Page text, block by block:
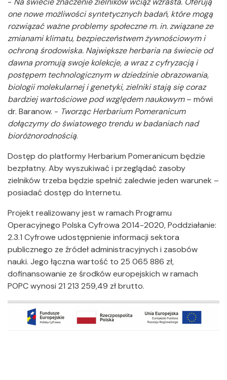
one nowe możliwości syntetycznych badań, które mogą
rozwiązać ważne problemy społeczne m. in. związane ze
zmianami klimatu, bezpieczeństwem żywnościowym i
ochroną środowiska. Największe herbaria na świecie od
dawna promują swoje kolekcje, a wraz z cyfryzacją i
postępem technologicznym w dziedzinie obrazowania,
biologii molekularnej i genetyki, zielniki stają się coraz
bardziej wartościowe pod względem naukowym– mówi
dr. Baranow. - Tworząc Herbarium Pomeranicum
dołączymy do światowego trendu w badaniach nad
bioróżnorodnością.
Dostęp do platformy Herbarium Pomeranicum będzie
bezpłatny. Aby wyszukiwać i przeglądać zasoby
zielników trzeba będzie spełnić zaledwie jeden warunek –
posiadać dostęp do Internetu.
Projekt realizowany jest w ramach Programu
Operacyjnego Polska Cyfrowa 2014-2020, Poddziałanie:
2.3.1 Cyfrowe udostępnienie informacji sektora
publicznego ze źródeł administracyjnych i zasobów
nauki. Jego łączna wartość to 25 065 886 zł,
dofinansowanie ze środków europejskich w ramach
POPC wynosi 21 213 259,49 zł brutto.